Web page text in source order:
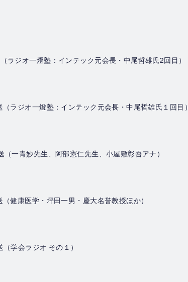
ラジオ一燈塾：インテック元会長・中尾哲雄氏2回目）
ラジオ一燈塾：インテック元会長・中尾哲雄氏１回目）
一青妙先生、阿部憲仁先生、小屋敷彰吾アナ）
健康医学・坪田一男・慶大名誉教授ほか）
学会ラジオ その１）